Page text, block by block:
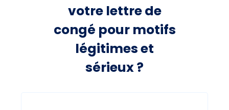
votre lettre de
congé pour motifs
légitimes et
sérieux ?